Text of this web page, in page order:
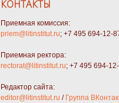
КОНТАКТЫ
Приемная комиссия:
priem@litinstitut.ru; +7 495 694-12-
Приемная ректора:
rectorat@litinstitut.ru; +7 495 694-
Редактор сайта:
editor@litinstitut.ru / Группа